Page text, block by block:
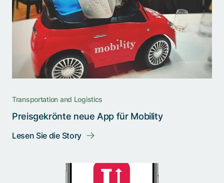
Transportation and Logistics
Preisgekrönte neue App für Mobility
Lesen Sie die Story